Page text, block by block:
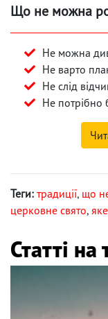
Що не можна
Не можна
Не варто
Не слід
Не потрібно
Теги: традиції, що
церковне свято,
Статті на